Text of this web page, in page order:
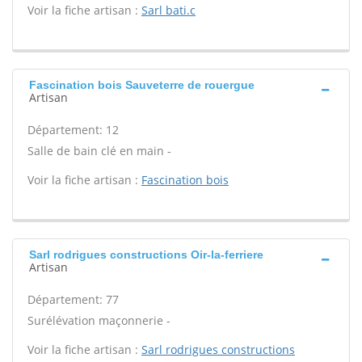
Voir la fiche artisan : Sarl bati.c
Fascination bois Sauveterre de rouergue
Artisan
Département: 12
Salle de bain clé en main -
Voir la fiche artisan : Fascination bois
Sarl rodrigues constructions Oir-la-ferriere
Artisan
Département: 77
Surélévation maçonnerie -
Voir la fiche artisan : Sarl rodrigues constructions